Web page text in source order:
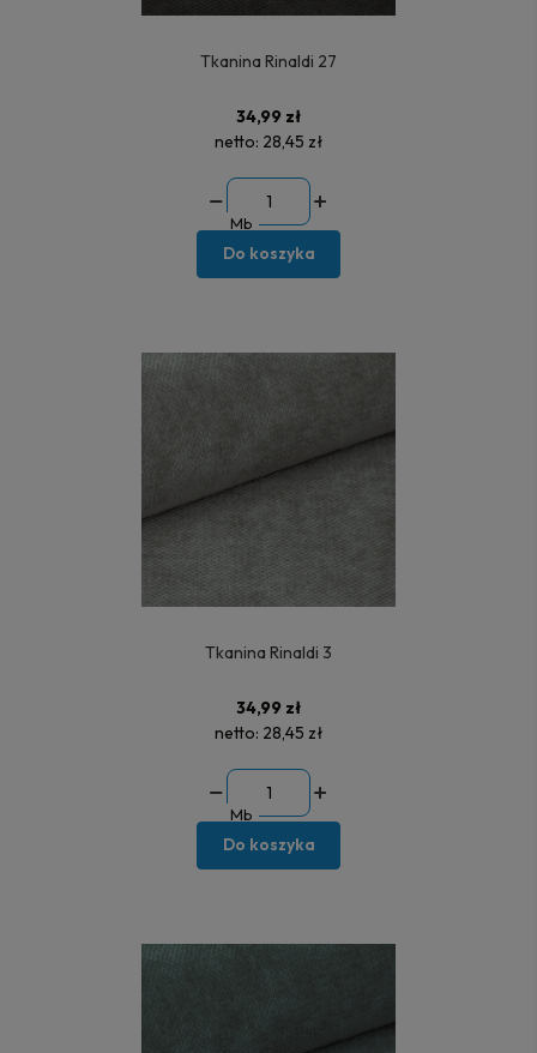
Tkanina Rinaldi 27
34,99 zł
netto: 28,45 zł
Mb
Do koszyka
Tkanina Rinaldi 3
34,99 zł
netto: 28,45 zł
Mb
Do koszyka